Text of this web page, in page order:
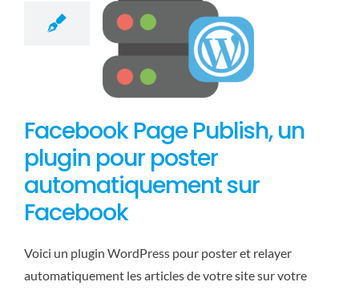
Facebook Page Publish, un
plugin pour poster
automatiquement sur
Facebook
Voici un plugin WordPress pour poster et relayer
automatiquement les articles de votre site sur votre